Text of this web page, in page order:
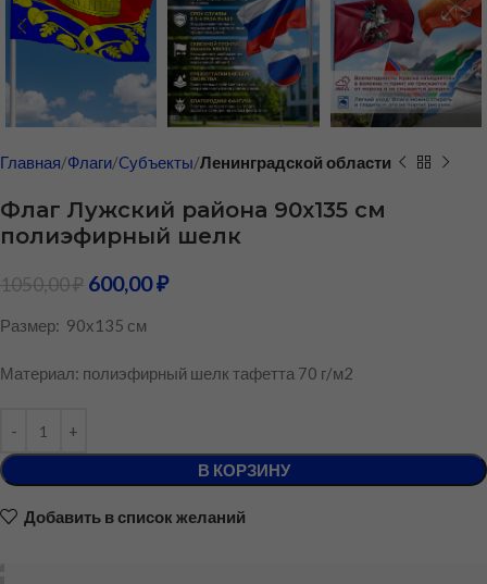
Главная Флаги Cубъекты Ленинградской области
Флаг Лужский района 90х135 см
полиэфирный шелк
1050,00₽ 600,00₽
Размер: 90х135 см
Материал: полиэфирный шелк тафетта 70 г/м2
В КОРЗИНУ
Добавить в список желаний